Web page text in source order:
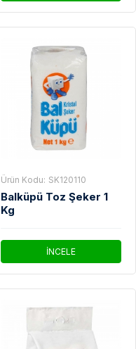
Ürün Kodu: SK120110
Balküpü Toz Şeker 1
Kg
İNCELE